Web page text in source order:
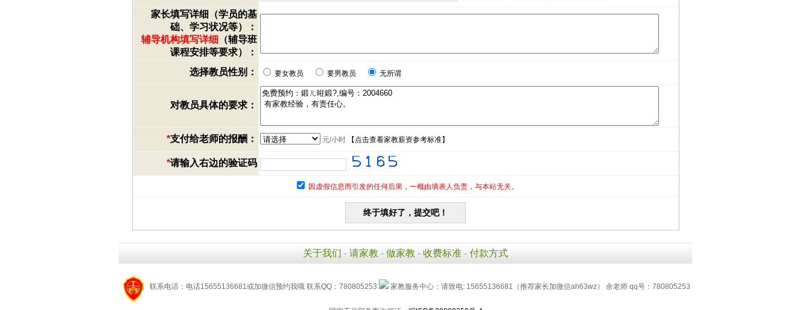
家长填写详细（学员的基
础、学习状况等）：
辅导机构填写详细 （辅导班
课程安排等要求）：
选择教员性别：
要女教员 要男教员 无所谓
对教员具体的要求：
*支付给老师的报酬： 元/小时【 点击查看家教薪资参考标准】
*请输入右边的验证码
因虚假信息而引发的任何后果，一概由填表人负责，与本站无关。
关于我们 - 请家教 - 做家教 - 收费标准 - 付款方式
联系电话：电话15655136681或加微信预约我哦 联系QQ：780805253 家教服务中心：请致电: 15655136681（推荐家长加微信ah63wz） 余老师 qq号：780805253